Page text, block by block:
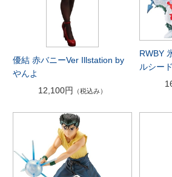
優結 赤バニーVer Illstation by
やんよ
12,100円
（税込み）
RWBY
ルシー